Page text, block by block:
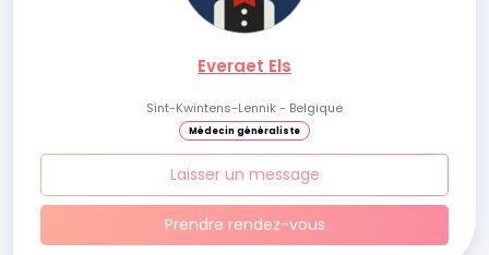
Everaet Els
Sint-Kwintens-Lennik - Belgique
Médecin généraliste
Laisser un message
Prendre rendez-vous